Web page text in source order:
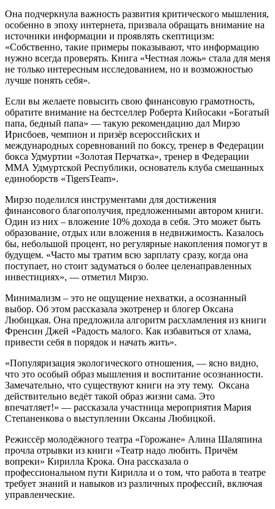
Она подчеркнула важность развития критического мышления,
особенно в эпоху интернета, призвала обращать внимание на
источники информации и проявлять скептицизм:
«Собственно, такие примеры показывают, что информацию
нужно всегда проверять. Книга «Честная ложь» стала для меня
не только интересным исследованием, но и возможностью
лучше понять себя».
Если вы желаете повысить свою финансовую грамотность,
обратите внимание на бестселлер Роберта Кийосаки «Богатый
папа, бедный папа» — такую рекомендацию дал Мирзо
Ирисбоев, чемпион и призёр всероссийских и
международных соревнований по боксу, тренер в Федерации
бокса Удмуртии «Золотая Перчатка», тренер в Федерации
ММА Удмуртской Республики, основатель клуба смешанных
единоборств «TigersTeam».
Мирзо поделился инструментами для достижения
финансового благополучия, предложенными автором книги.
Один из них – вложение 10% дохода в себя. Это может быть
образование, отдых или вложения в недвижимость. Казалось
бы, небольшой процент, но регулярные накопления помогут в
будущем. «Часто мы тратим всю зарплату сразу, когда она
поступает, но стоит задуматься о более целенаправленных
инвестициях», — отметил Мирзо.
Минимализм – это не ощущение нехватки, а осознанный
выбор. Об этом рассказала экотренер и блогер Оксана
Любицкая. Она предложила алгоритм расхламления из книги
Френсин Джей «Радость малого. Как избавиться от хлама,
привести себя в порядок и начать жить».
«Популяризация экологического отношения, — ясно видно,
что это особый образ мышления и воспитание осознанности.
Замечательно, что существуют книги на эту тему. Оксана
действительно ведёт такой образ жизни сама. Это
впечатляет!» — рассказала участница мероприятия Мария
Степаненкова о выступлении Оксаны Любицкой.
Режиссёр молодёжного театра «Горожане» Алина Шаляпина
прочла отрывки из книги «Театр надо любить. Причём
вопреки» Кирилла Крока. Она рассказала о
профессиональном пути Кирилла и о том, что работа в театре
требует знаний и навыков из различных профессий, включая
управленческие.